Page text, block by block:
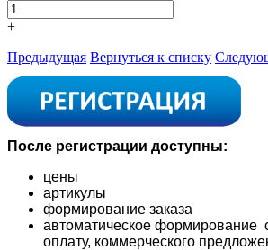
+
Предыдущая Вернуться к списку
После регистрации доступны:
цены
артикулы
формирование заказа
автоматическое формирование
оплату, коммерческого